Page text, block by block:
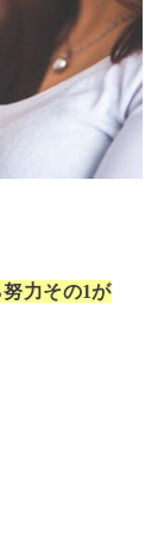
努力その1が